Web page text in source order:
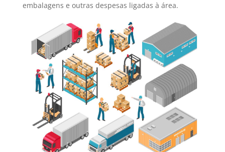
embalagens e outras despesas ligadas à área.